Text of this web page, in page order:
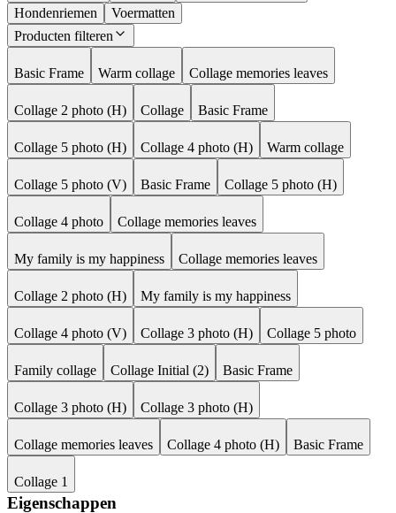
Hondenriemen
Voermatten
Producten filteren
Basic Frame Warm collage Collage memories leaves
Collage 2 photo (H) Collage Basic Frame
Collage 5 photo (H) Collage 4 photo (H) Warm collage
Collage 5 photo (V) Basic Frame Collage 5 photo (H)
Collage 4 photo Collage memories leaves
My family is my happiness Collage memories leaves
Collage 2 photo (H) My family is my happiness
Collage 4 photo (V) Collage 3 photo (H) Collage 5 photo
Family collage Collage Initial (2) Basic Frame
Collage 3 photo (H) Collage 3 photo (H)
Collage memories leaves Collage 4 photo (H) Basic Frame
Collage 1
Eigenschappen